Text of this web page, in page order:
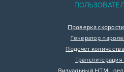
Проверка
Генератор
Подсчет